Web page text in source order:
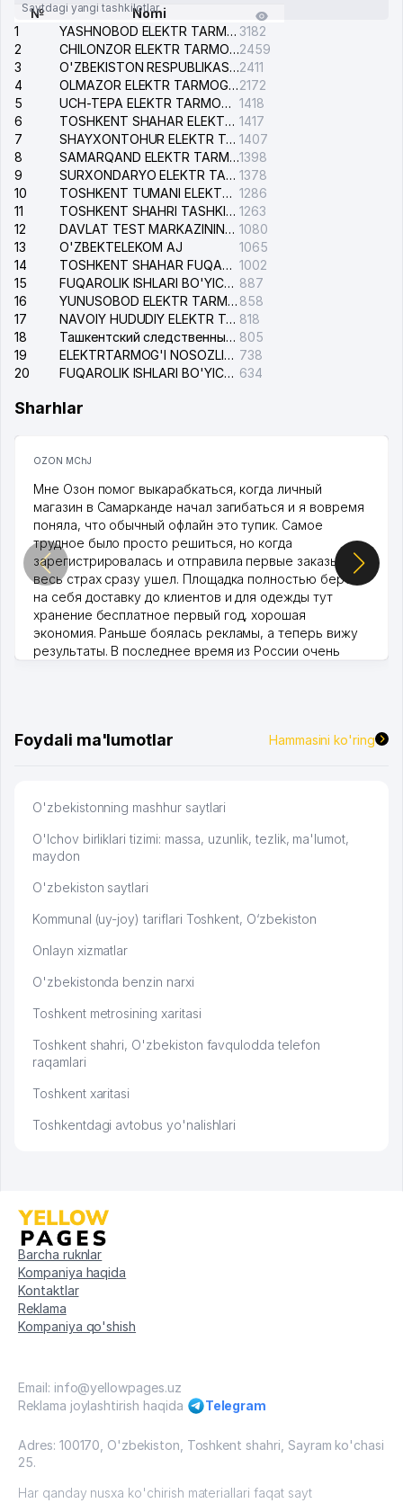
Saytdagi yangi tashkilotlar
№
Nomi
1
YASHNOBOD ELEKTR TARMOG'I NOSOZLIKLARI XIZMATI 3182
2
CHILONZOR ELEKTR TARMOG'I NOSOZLIK XIZMATI2459
3
O'ZBEKISTON RESPUBLIKASI BOSH PROKURATURASI ISHONCH TELEFONI2411
4
OLMAZOR ELEKTR TARMOG'I NOSOZLIKLARI XIZMATI2172
5
UCH-TEPA ELEKTR TARMOG'I NOSOZLIKLARI XIZMATI 1418
6
TOSHKENT SHAHAR ELEKTR TARMOQLARI KORXONASI AJ 1417
7
SHAYXONTOHUR ELEKTR TARMOG'I NOSOZLIKLARINI TUZATISH XIZMATI 1407
8
SAMARQAND ELEKTR TARMOQLARI AJ1398
9
SURXONDARYO ELEKTR TARMOQLARI AJ 1378
10
TOSHKENT TUMANI ELEKTR TARMOG'I AVARIYA XIZMATI 1286
11
TOSHKENT SHAHRI TASHKILOT TELEFONLARI HAQIDA MA'LUMOT BYUROSI 1263
12
DAVLAT TEST MARKAZINING ISHONCH TELEFONLARI 1080
13
O'ZBEKTELEKOM AJ
1065
14
TOSHKENT SHAHAR FUQAROLIK ISHLARI BO'YICHA SUDI 1002
15
FUQAROLIK ISHLARI BO'YICHA YAKKASAROY TUMANLARARO SUDI 887
16
YUNUSOBOD ELEKTR TARMOG'I NOSOZLIKLARI XIZMATI 858
17
NAVOIY HUDUDIY ELEKTR TARMOQLARI KORXONASI AJ 818
18
Ташкентский следственный изолятор 805
19
ELEKTRTARMOG'I NOSOZLIKLARINI TO'ZATISH SERGELI XIZMATI 738
20
FUQAROLIK ISHLARI BO'YICHA UCH-TEPA TUMANI SUDI 634
Sharhlar
OZON MChJ
Мне Озон помог выкарабкаться, когда личный
магазин в Самарканде начал загибаться и я вовремя
поняла, что обычный офлайн это тупик. Самое
трудное было просто решиться, но когда
зарегистрировалась и отправила первые заказы,
весь страх сразу ушел. Площадка полностью берет
на себя доставку до клиентов и для одежды тут
хранение бесплатное первый год, хорошая
экономия. Раньше боялась рекламы, а теперь вижу
результаты. В последнее время из России очень
Foydali ma'lumotlar Hammasini ko'ring
O'zbekistonning mashhur saytlari
O'lchov birliklari tizimi: massa, uzunlik, tezlik, ma'lumot,
maydon
O'zbekiston saytlari
Kommunal (uy-joy) tariflari Toshkent, O‘zbekiston
Onlayn xizmatlar
O'zbekistonda benzin narxi
Toshkent metrosining xaritasi
Toshkent shahri, O'zbekiston favqulodda telefon
raqamlari
Toshkent xaritasi
Toshkentdagi avtobus yo'nalishlari
Barcha ruknlar
Kompaniya haqida
Kontaktlar
Reklama
Kompaniya qo'shish
Email: info@yellowpages.uz
Reklama joylashtirish haqida
Telegram
Adres: 100170, O'zbekiston, Toshkent shahri, Sayram ko'chasi
25.
Har qanday nusxa ko'chirish materiallari faqat sayt